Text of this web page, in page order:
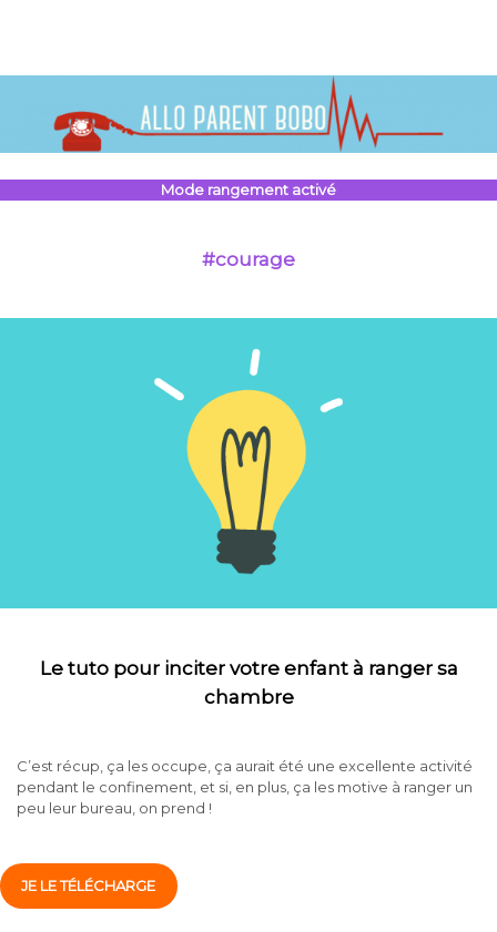
Mode rangement activé
#courage
Le tuto pour inciter votre enfant à ranger sa
chambre
C’est récup, ça les occupe, ça aurait été une excellente activité
pendant le confinement, et si, en plus, ça les motive à ranger un
peu leur bureau, on prend !
JE LE TÉLÉCHARGE